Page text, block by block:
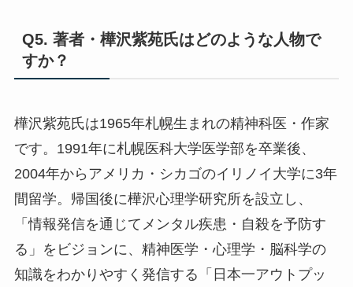
Q5. 著者・樺沢紫苑氏はどのような人物で
すか？
樺沢紫苑氏は1965年札幌生まれの精神科医・作家
です。1991年に札幌医科大学医学部を卒業後、
2004年からアメリカ・シカゴのイリノイ大学に3年
間留学。帰国後に樺沢心理学研究所を設立し、
「情報発信を通じてメンタル疾患・自殺を予防す
る」をビジョンに、精神医学・心理学・脳科学の
知識をわかりやすく発信する「日本一アウトプッ